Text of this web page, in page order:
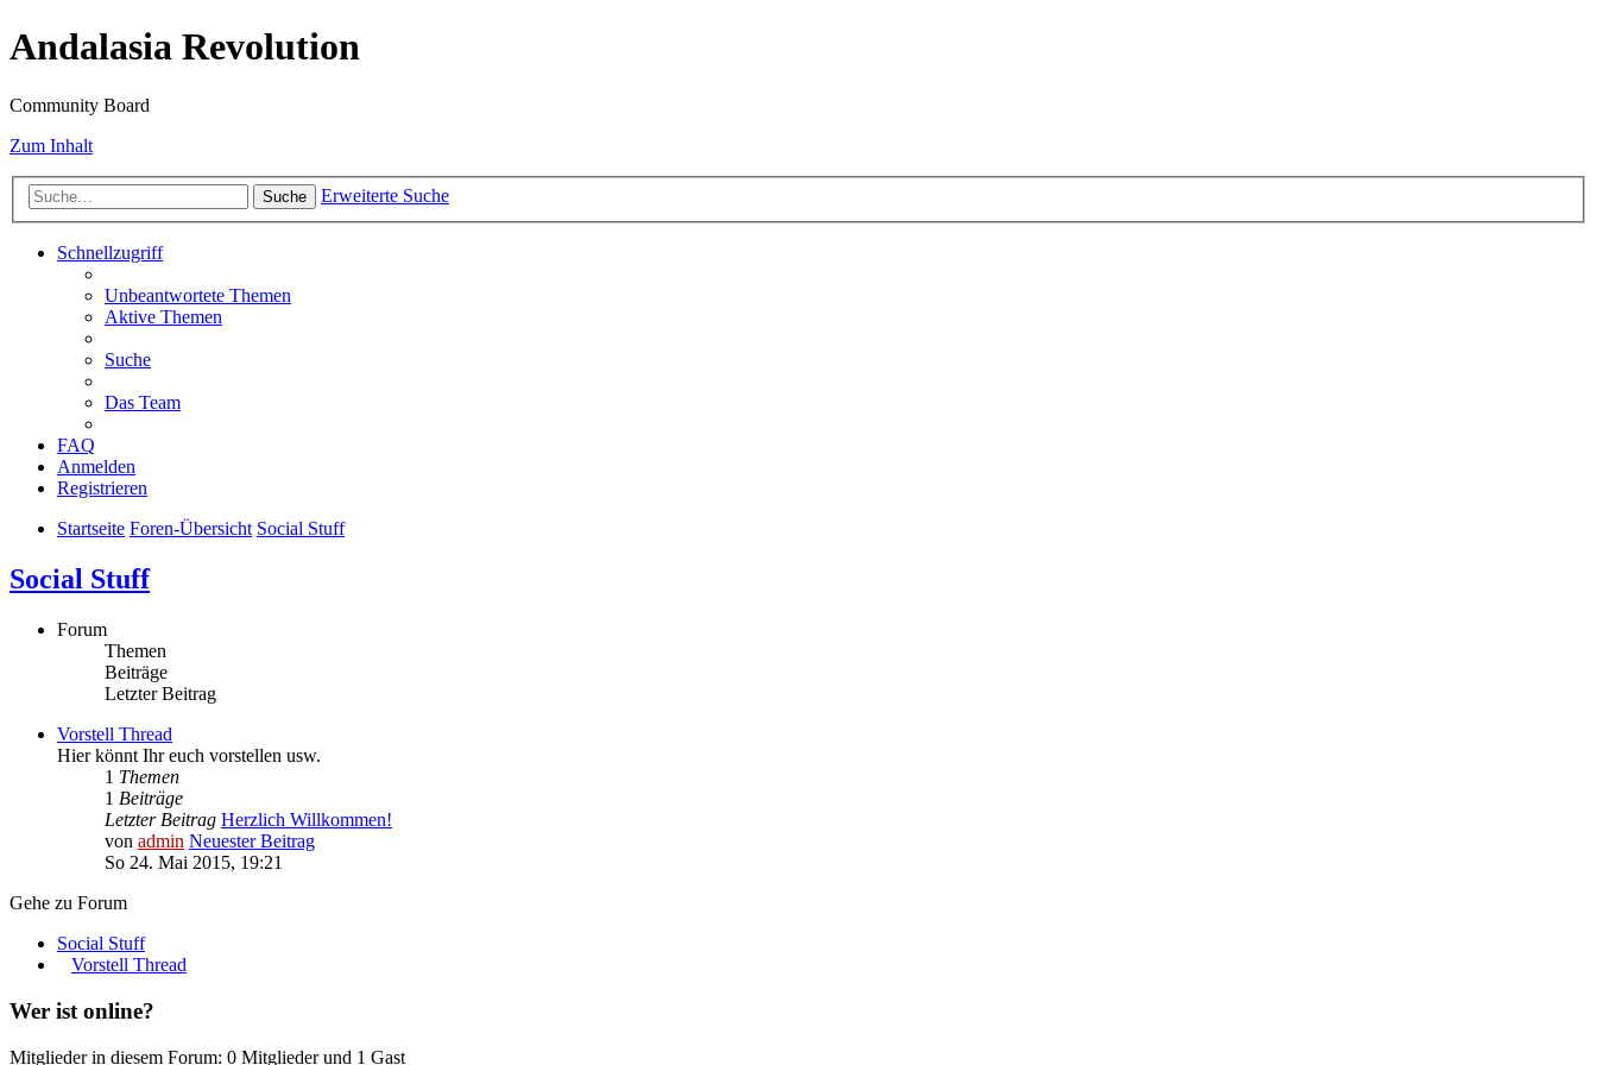
Andalasia Revolution
Community Board
Zum Inhalt
Suche Erweiterte Suche
Schnellzugriff
Unbeantwortete Themen
Aktive Themen
Suche
Das Team
FAQ
Anmelden
Registrieren
Startseite Foren-Übersicht Social Stuff
Social Stuff
Forum
Themen
Beiträge
Letzter Beitrag
Vorstell Thread
Hier könnt Ihr euch vorstellen usw.
1 Themen
1 Beiträge
Letzter Beitrag Herzlich Willkommen!
von admin Neuester Beitrag
So 24. Mai 2015, 19:21
Gehe zu Forum
Social Stuff
Vorstell Thread
Wer ist online?
Mitglieder in diesem Forum: 0 Mitglieder und 1 Gast